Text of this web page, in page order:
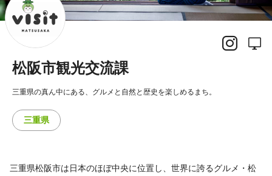
松阪市観光交流課
三重県の真ん中にある、グルメと自然と歴史を楽しめるまち。
三重県
三重県松阪市は日本のほぼ中央に位置し、世界に誇るグルメ・松